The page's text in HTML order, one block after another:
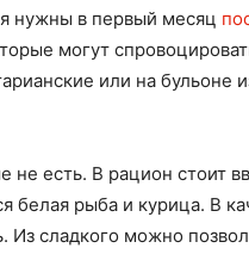
нужны в первый месяц
могут
или на бульоне
не есть. В рацион стоит
белая рыба и курица. В
Из сладкого можно